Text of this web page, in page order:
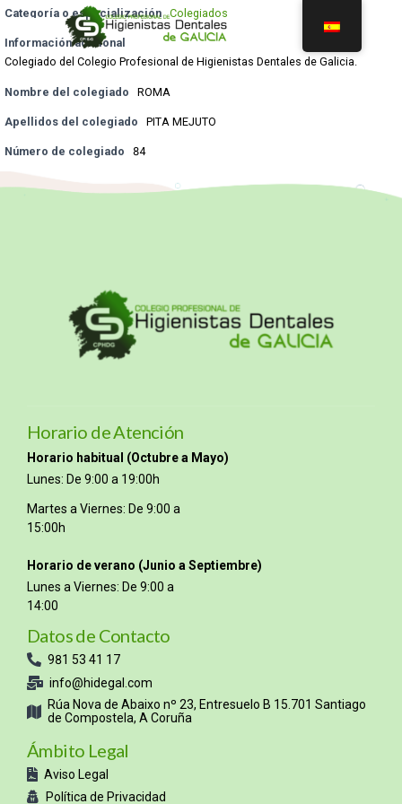
Categoría o especialización Colegiados
Información adicional
Colegiado del Colegio Profesional de Higienistas Dentales de Galicia.
Nombre del colegiado ROMA
Apellidos del colegiado PITA MEJUTO
Número de colegiado 84
Horario de Atención
Horario habitual (Octubre a Mayo)
Lunes: De 9:00 a 19:00h
Martes a Viernes: De 9:00 a
15:00h
Horario de verano (Junio a Septiembre)
Lunes a Viernes: De 9:00 a
14:00
Datos de Contacto
981 53 41 17
info@hidegal.com
Rúa Nova de Abaixo nº 23, Entresuelo B 15.701 Santiago
de Compostela, A Coruña
Ámbito Legal
Aviso Legal
Política de Privacidad